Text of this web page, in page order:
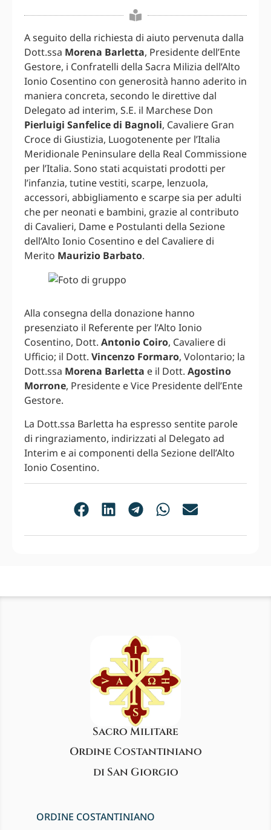
A seguito della richiesta di aiuto pervenuta dalla
Dott.ssa Morena Barletta, Presidente dell’Ente
Gestore, i Confratelli della Sacra Milizia dell’Alto
Ionio Cosentino con generosità hanno aderito in
maniera concreta, secondo le direttive dal
Delegato ad interim, S.E. il Marchese Don
Pierluigi Sanfelice di Bagnoli, Cavaliere Gran
Croce di Giustizia, Luogotenente per l’Italia
Meridionale Peninsulare della Real Commissione
per l’Italia. Sono stati acquistati prodotti per
l’infanzia, tutine vestiti, scarpe, lenzuola,
accessori, abbigliamento e scarpe sia per adulti
che per neonati e bambini, grazie al contributo
di Cavalieri, Dame e Postulanti della Sezione
dell’Alto Ionio Cosentino e del Cavaliere di
Merito Maurizio Barbato.
Alla consegna della donazione hanno
presenziato il Referente per l’Alto Ionio
Cosentino, Dott. Antonio Coiro, Cavaliere di
Ufficio; il Dott. Vincenzo Formaro, Volontario; la
Dott.ssa Morena Barletta e il Dott. Agostino
Morrone, Presidente e Vice Presidente dell’Ente
Gestore.
La Dott.ssa Barletta ha espresso sentite parole
di ringraziamento, indirizzati al Delegato ad
Interim e ai componenti della Sezione dell’Alto
Ionio Cosentino.
Sacro Militare
Ordine Costantiniano
di San Giorgio
ORDINE COSTANTINIANO